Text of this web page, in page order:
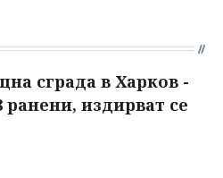
сграда в Харков -
ранени, издирват се